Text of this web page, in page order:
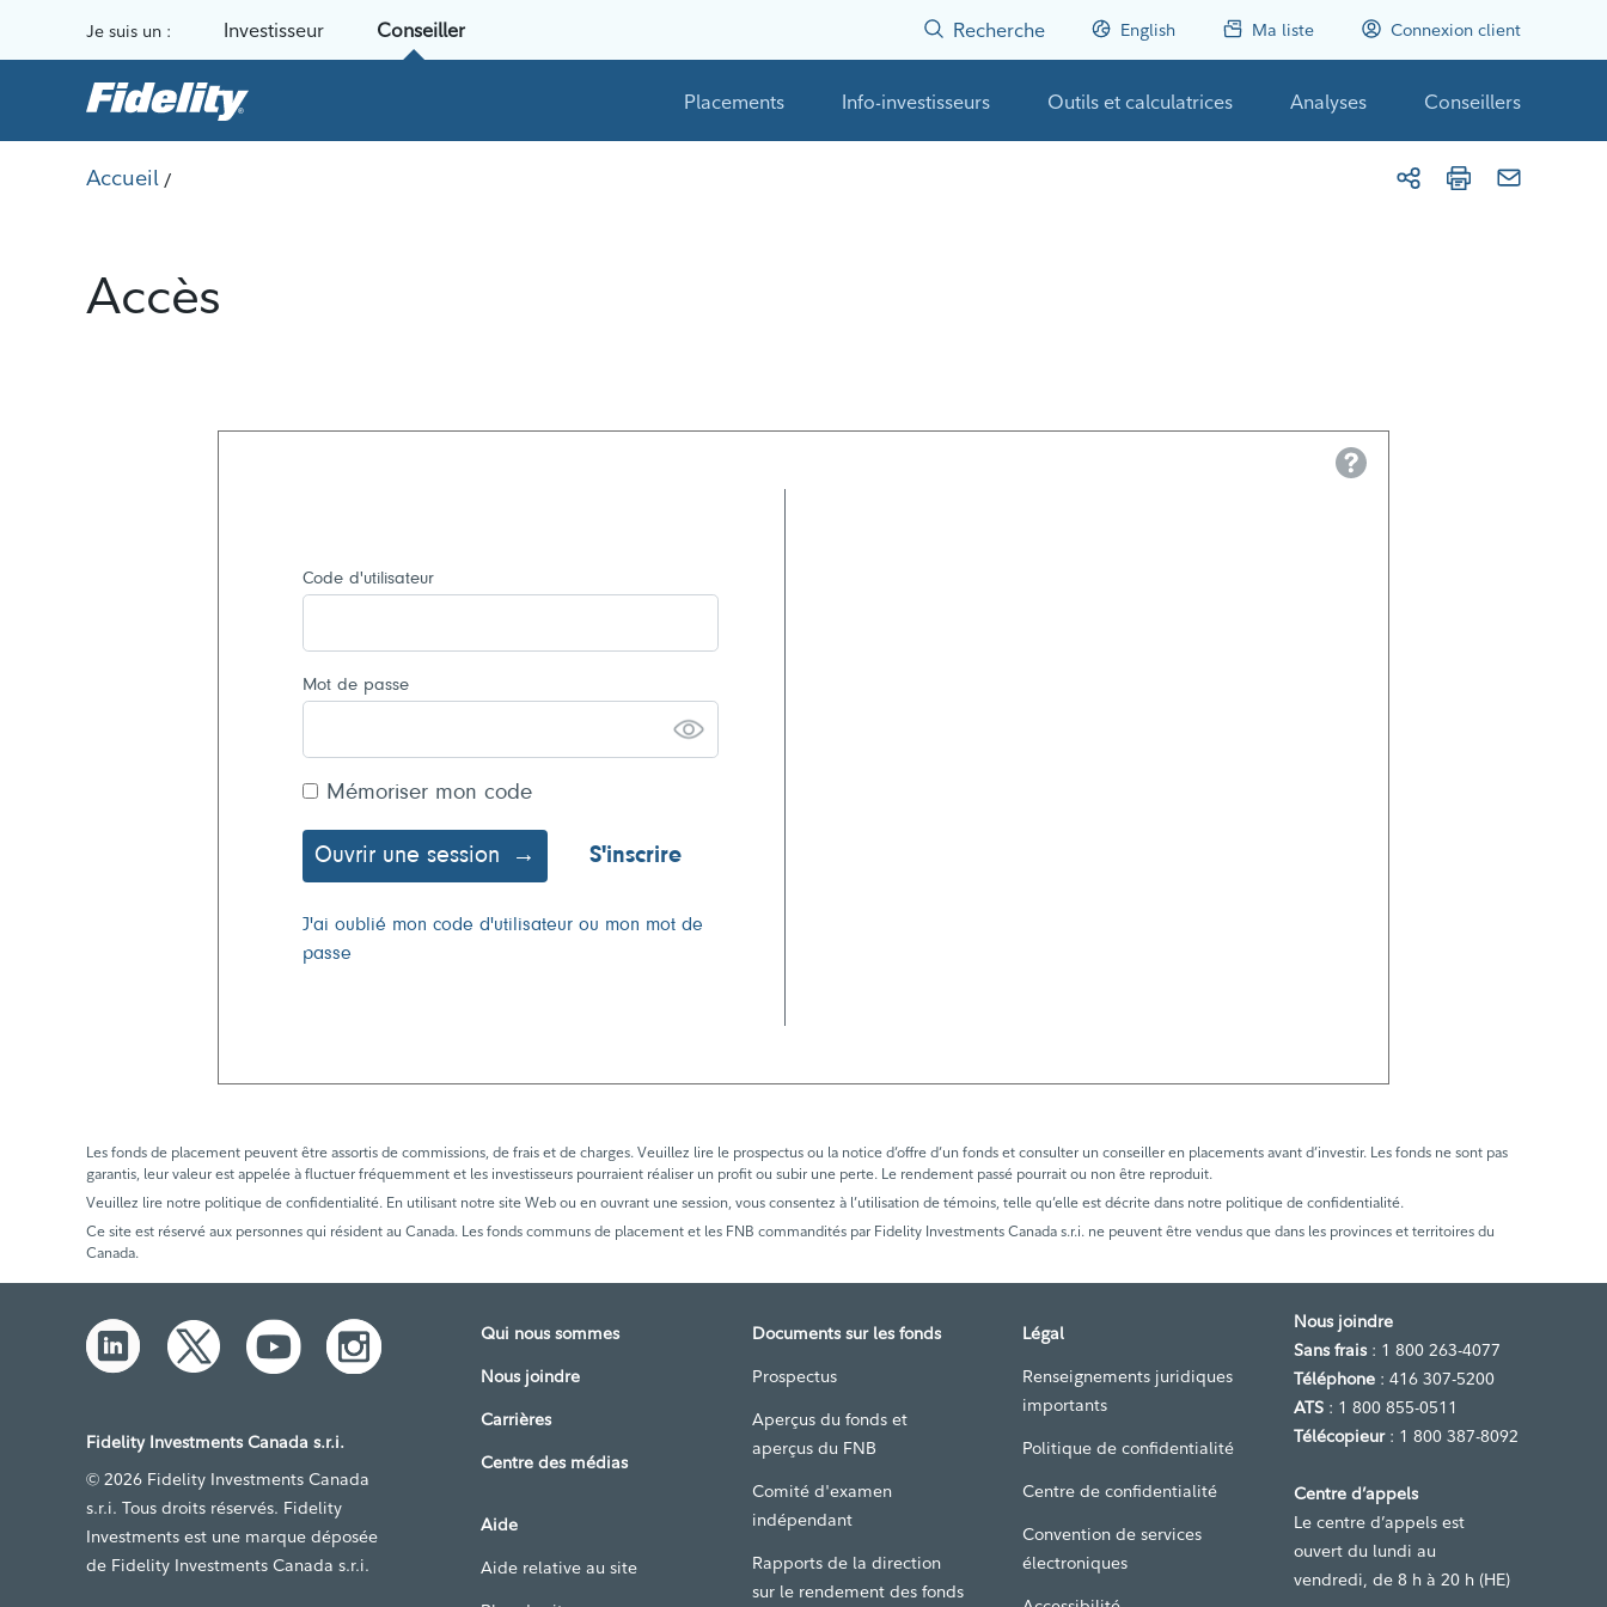
Je suis un : Investisseur Conseiller Recherche English Ma liste Connexion client
Placements Info-investisseurs Outils et calculatrices Analyses Conseillers
Accueil /
Accès
Help
Code d'utilisateur
Mot de passe
Mémoriser mon code
Ouvrir une session S'inscrire
J'ai oublié mon code d'utilisateur ou mon mot de
passe
Les fonds de placement peuvent être assortis de commissions, de frais et de charges. Veuillez lire le prospectus ou la notice d’offre d’un fonds et consulter un conseiller en placements avant d’investir. Les fonds ne sont pas
garantis, leur valeur est appelée à fluctuer fréquemment et les investisseurs pourraient réaliser un profit ou subir une perte. Le rendement passé pourrait ou non être reproduit.
Veuillez lire notre politique de confidentialité. En utilisant notre site Web ou en ouvrant une session, vous consentez à l’utilisation de témoins, telle qu’elle est décrite dans notre politique de confidentialité.
Ce site est réservé aux personnes qui résident au Canada. Les fonds communs de placement et les FNB commandités par Fidelity Investments Canada s.r.i. ne peuvent être vendus que dans les provinces et territoires du
Canada.
Fidelity Investments Canada s.r.i.
© 2026 Fidelity Investments Canada
s.r.i. Tous droits réservés. Fidelity
Investments est une marque déposée
de Fidelity Investments Canada s.r.i.
Qui nous sommes
Nous joindre
Carrières
Centre des médias
Aide
Aide relative au site
Documents sur les fonds
Prospectus
Aperçus du fonds et
aperçus du FNB
Comité d'examen
indépendant
Rapports de la direction
sur le rendement des fonds
Légal
Renseignements juridiques
importants
Politique de confidentialité
Centre de confidentialité
Convention de services
électroniques
Nous joindre
Sans frais: 1 800 263-4077
Téléphone : 416 307-5200
ATS : 1 800 855-0511
Télécopieur: 1 800 387-8092
Centre d’appels
Le centre d’appels est
ouvert du lundi au
vendredi, de 8 h à 20 h (HE)